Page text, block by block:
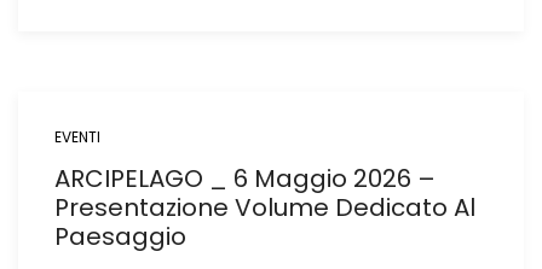
EVENTI
ARCIPELAGO _ 6 Maggio 2026 –
Presentazione Volume Dedicato Al
Paesaggio